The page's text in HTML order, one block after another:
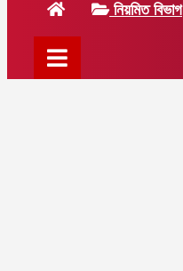
নিয়মিত বিভাগ